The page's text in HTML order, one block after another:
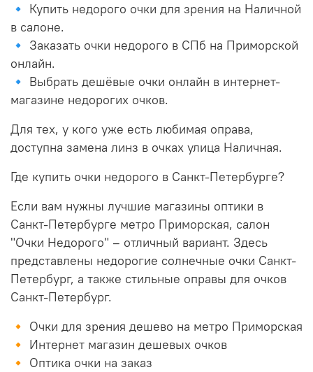
🔹 Купить недорого очки для зрения на Наличной
в салоне.
🔹 Заказать очки недорого в СПб на Приморской
онлайн.
🔹 Выбрать дешёвые очки онлайн в интернет-
магазине недорогих очков.
Для тех, у кого уже есть любимая оправа,
доступна замена линз в очках улица Наличная.
Где купить очки недорого в Санкт-Петербурге?
Если вам нужны лучшие магазины оптики в
Санкт-Петербурге метро Приморская, салон
"Очки Недорого" – отличный вариант. Здесь
представлены недорогие солнечные очки Санкт-
Петербург, а также стильные оправы для очков
Санкт-Петербург.
🔸 Очки для зрения дешево на метро Приморская
🔸 Интернет магазин дешевых очков
🔸 Оптика очки на заказ